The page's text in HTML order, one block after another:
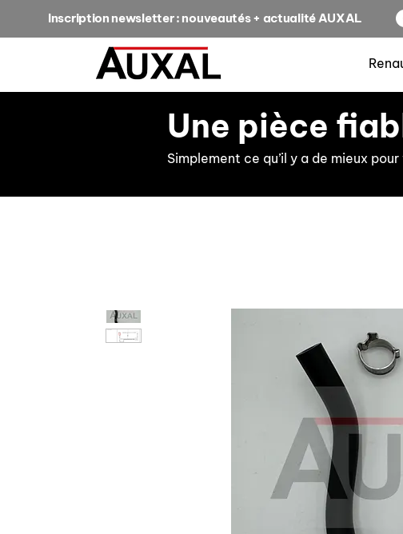
Inscription newsletter : nouveautés + actualité AUXAL
Une pièce
Simplement ce qu’il y a de mieux